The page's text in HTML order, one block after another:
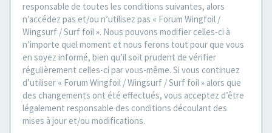
responsable de toutes les conditions suivantes, alors
n’accédez pas et/ou n’utilisez pas « Forum Wingfoil /
Wingsurf / Surf foil ». Nous pouvons modifier celles-ci à
n’importe quel moment et nous ferons tout pour que vous
en soyez informé, bien qu’il soit prudent de vérifier
régulièrement celles-ci par vous-même. Si vous continuez
d’utiliser « Forum Wingfoil / Wingsurf / Surf foil » alors que
des changements ont été effectués, vous acceptez d’être
légalement responsable des conditions découlant des
mises à jour et/ou modifications.